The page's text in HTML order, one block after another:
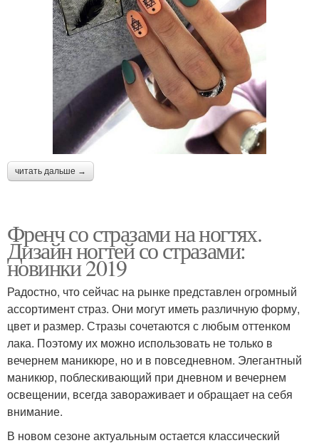
читать дальше →
Френч со стразами на ногтях.
Дизайн ногтей со стразами:
новинки 2019
Радостно, что сейчас на рынке представлен огромный
ассортимент страз. Они могут иметь различную форму,
цвет и размер. Стразы сочетаются с любым оттенком
лака. Поэтому их можно использовать не только в
вечернем маникюре, но и в повседневном. Элегантный
маникюр, поблескивающий при дневном и вечернем
освещении, всегда завораживает и обращает на себя
внимание.
В новом сезоне актуальным остается классический